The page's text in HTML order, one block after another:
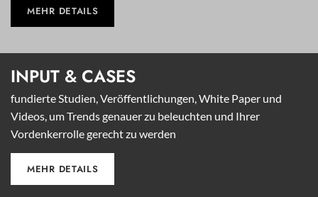
MEHR DETAILS
INPUT & CASES
fundierte Studien, Veröffentlichungen, White Paper und
Videos, um Trends genauer zu beleuchten und Ihrer
Vordenkerrolle gerecht zu werden
MEHR DETAILS